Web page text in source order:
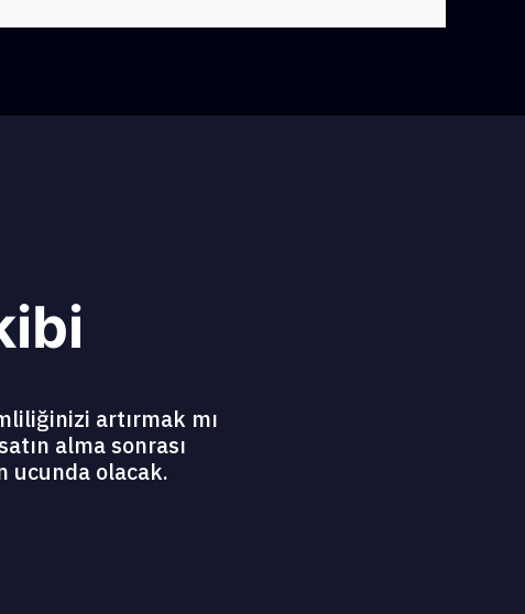
artırmak mı
alma sonrası
ucunda olacak.